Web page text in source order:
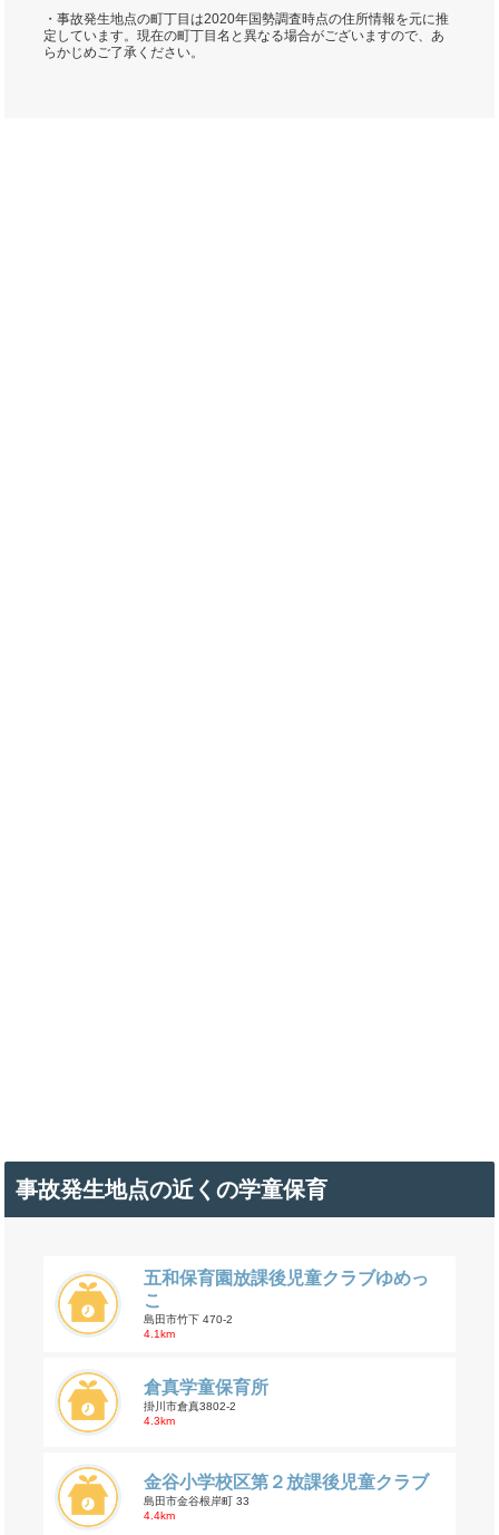
・事故発生地点の町丁目は2020年国勢調査時点の住所情報を元に推
定しています。現在の町丁目名と異なる場合がございますので、あ
らかじめご了承ください。
事故発生地点の近くの学童保育
五和保育園放課後児童クラブゆめっ
こ
島田市竹下 470-2
4.1km
倉真学童保育所
掛川市倉真3802-2
4.3km
金谷小学校区第２放課後児童クラブ
島田市金谷根岸町 33
4.4km